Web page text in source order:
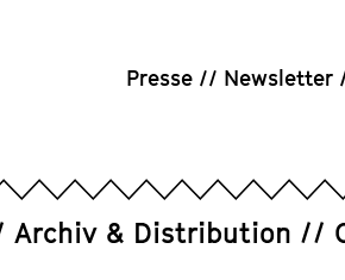
Presse Newsletter
Archiv & Distribution